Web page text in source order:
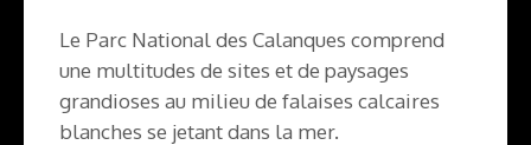
Le Parc National des Calanques comprend
une multitudes de sites et de paysages
grandioses au milieu de falaises calcaires
blanches se jetant dans la mer.